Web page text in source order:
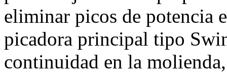
eliminar picos de potencia
picadora principal tipo
continuidad en la